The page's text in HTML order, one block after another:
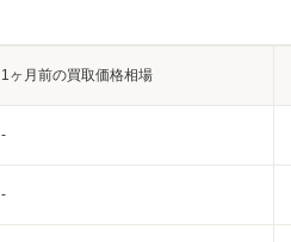
1ヶ月前の買取価格相場
-
-